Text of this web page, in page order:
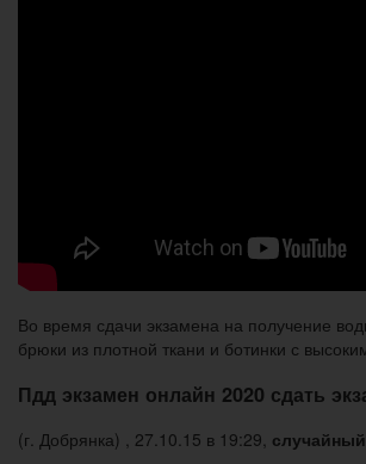
Во время сдачи экзамена на получение
брюки из плотной ткани и ботинки с
Пдд экзамен онлайн 2020 сдать
(г. Добрянка) , 27.10.15 в 19:29,